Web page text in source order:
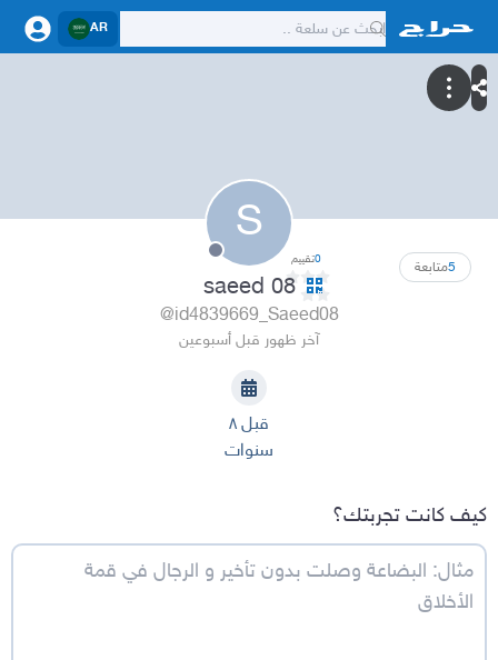
AR
S
5متابعة 0تقييم
saeed 08
@id4839669_Saeed08
آخر ظهور قبل أسبوعين
قبل ٨
سنوات
كيف كانت تجربتك؟